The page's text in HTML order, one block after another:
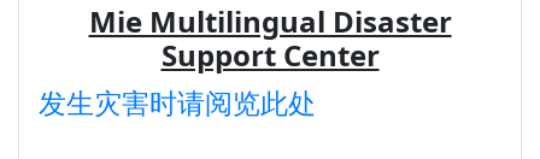
Mie Multilingual Disaster
Support Center
发生灾害时请阅览此处